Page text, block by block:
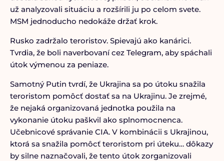
už analyzovali situáciu a rozšírili ju po celom svete.
MSM jednoducho nedokáže držať krok.
Rusko zadržalo teroristov. Spievajú ako kanárici.
Tvrdia, že boli naverbovaní cez Telegram, aby spáchali
útok výmenou za peniaze.
Samotný Putin tvrdí, že Ukrajina sa po útoku snažila
teroristom pomôcť dostať sa na Ukrajinu. Je zrejmé,
že nejaká organizovaná jednotka použila na
vykonanie útoku paškvil ako splnomocnenca.
Učebnicové správanie CIA. V kombinácii s Ukrajinou,
ktorá sa snažila pomôcť teroristom pri úteku… dôkazy
by silne naznačovali, že tento útok zorganizovali